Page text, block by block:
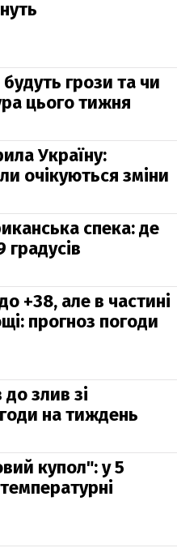
грози та чи
цього тижня
Україну:
очікуються зміни
спека: де
градусів
+38, але в частині
прогноз погоди
до злив зі
на тиждень
купол": у 5